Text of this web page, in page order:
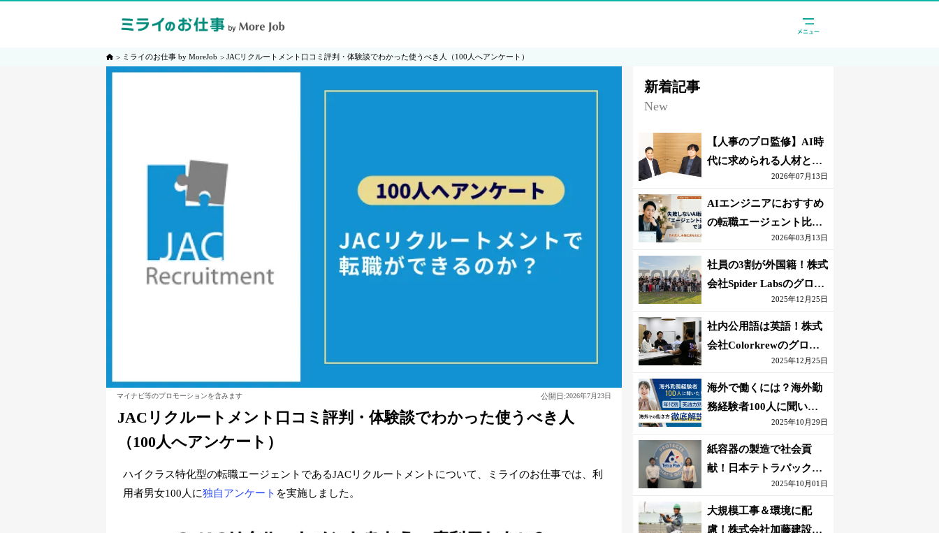
ミライのお仕事 by MoreJob JACリクルートメント口コミ評判・体験談でわかった使うべき人（100人へアンケート）
マイナビ等のプロモーションを含みます 公開日:2026年7月23日
JACリクルートメント口コミ評判・体験談でわかった使うべき人
（100人へアンケート）
ハイクラス特化型の転職エージェントであるJACリクルートメントについて、ミライのお仕事では、利
用者男女100人に独自アンケート を実施しました。
新着記事
New
【人事のプロ監修】AI時
代に求められる人材と
は？「代替されない人」
の条件
2026年07月13日
AIエンジニアにおすすめ
の転職エージェント比較
｜失敗しない選び方【採
点表つき】
2026年03月13日
社員の3割が外国籍！株式
会社Spider Labsのグロー
2025年12月25日
社内公用語は英語！株式
会社Colorkrewのグロー
バルかつ若手が輝く環境
2025年12月25日
海外で働くには？海外勤
務経験者100人に聞いた
おすすめ職種｜英語話せ
ないOK求人はある？
2025年10月29日
紙容器の製造で社会貢
献！日本テトラパック株
式会社のグローバルな環
境
2025年10月01日
大規模工事＆環境に配
慮！株式会社加藤建設の